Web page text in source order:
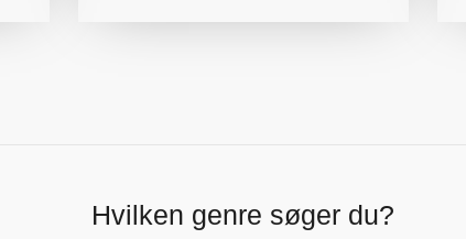
Hvilken genre søger du?